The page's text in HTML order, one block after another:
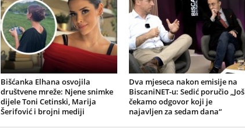
Bišćanka Elhana osvojila
društvene mreže: Njene snimke
dijele Toni Cetinski, Marija
Šerifović i brojni mediji
Dva mjeseca nakon emisije na
BiscaniNET-u: Sedić poručio „Još
čekamo odgovor koji je
najavljen za sedam dana“